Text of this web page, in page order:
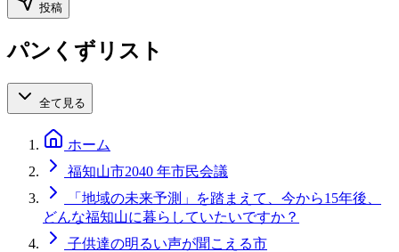
投稿
パンくずリスト
全て見る
ホーム
福知山市2040 年市民会議
「地域の未来予測」を踏まえて、今から15年後、
どんな福知山に暮らしていたいですか？
子供達の明るい声が聞こえる市